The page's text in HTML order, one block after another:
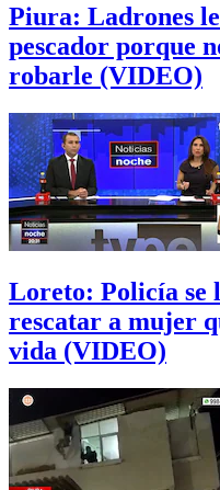
Piura: Ladrones
pescador porque
robarle (VIDEO)
Loreto: Policía se
rescatar a mujer
vida (VIDEO)